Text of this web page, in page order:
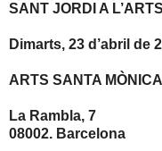
SANT JORDI A
Dimarts, 23 d’abril de
ARTS SANTA MÒNICA
La Rambla, 7
08002. Barcelona